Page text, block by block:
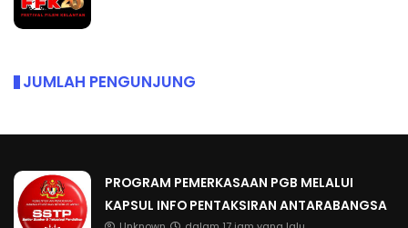
JUMLAH PENGUNJUNG
PROGRAM PEMERKASAAN PGB MELALUI
KAPSUL INFO PENTAKSIRAN ANTARABANGSA